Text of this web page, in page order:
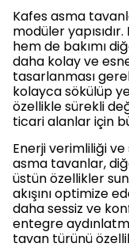
Kafes asma
modüler
hem de bakımı
daha kolay ve
tasarlanması
kolayca sökülüp
özellikle sürekli
ticari alanlar için
Enerji verimliliği ve
asma tavanlar,
üstün özellikler
akışını optimize
daha sessiz ve
entegre
tavan türünü